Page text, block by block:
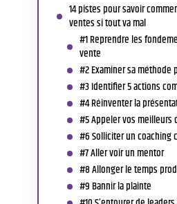
14 pistes pour savoir
ventes si tout va mal
#1 Reprendre les
vente
#2 Examiner sa méthode
#3 Identifier 5 actions
#4 Réinventer la
#5 Appeler vos meilleurs
#6 Solliciter un coaching
#7 Aller voir un mentor
#8 Allonger le temps
#9 Bannir la plainte